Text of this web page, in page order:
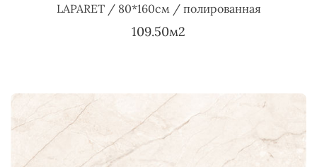
LAPARET / 80*160см / полированная
109.50м2